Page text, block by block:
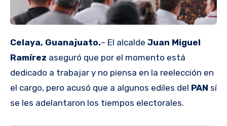
Celaya, Guanajuato.– El alcalde Juan Miguel
Ramírez aseguró que por el momento está
dedicado a trabajar y no piensa en la reelección en
el cargo, pero acusó que a algunos ediles del PAN sí
se les adelantaron los tiempos electorales.